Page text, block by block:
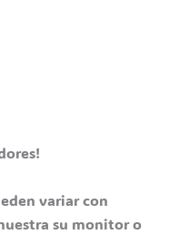
variar con
su monitor o